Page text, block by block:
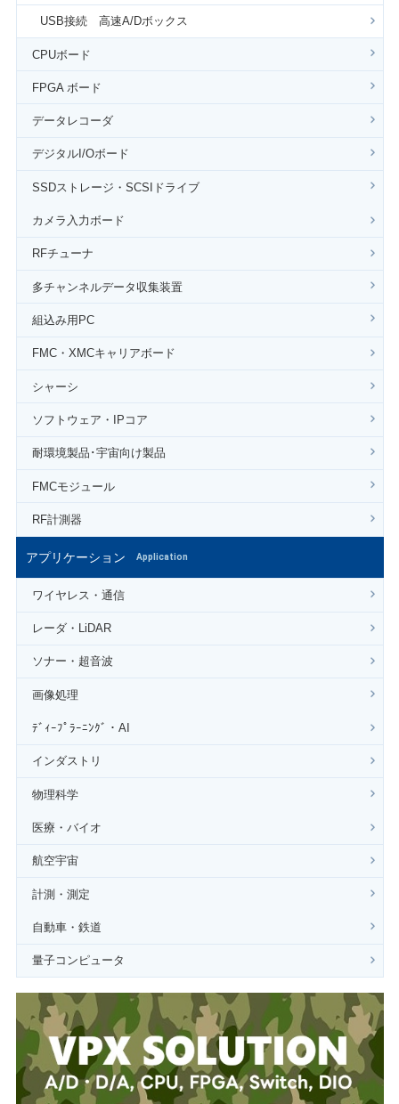
USB接続 高速A/Dボックス
CPUボード
FPGA ボード
データレコーダ
デジタルI/Oボード
SSDストレージ・SCSIドライブ
カメラ入力ボード
RFチューナ
多チャンネルデータ収集装置
組込み用PC
FMC・XMCキャリアボード
シャーシ
ソフトウェア・IPコア
耐環境製品･宇宙向け製品
FMCモジュール
RF計測器
アプリケーション Application
ワイヤレス・通信
レーダ・LiDAR
ソナー・超音波
画像処理
ﾃﾞｨｰﾌﾟﾗｰﾆﾝｸﾞ・AI
インダストリ
物理科学
医療・バイオ
航空宇宙
計測・測定
自動車・鉄道
量子コンピュータ